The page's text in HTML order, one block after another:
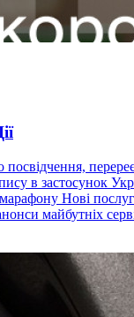
посвідчення,
в застосунок
Нові
майбутніх